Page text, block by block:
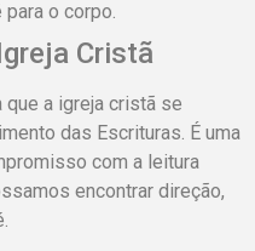
o corpo.
Cristã
que a igreja cristã se
das Escrituras. É uma
com a leitura
encontrar direção,